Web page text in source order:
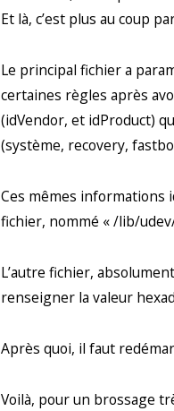
Et là, c’est plus au coup
Le principal fichier a
certaines règles après
(idVendor, et idProduct)
(système, recovery,
Ces mêmes informations
fichier, nommé « /lib/
L’autre fichier,
renseigner la valeur
Après quoi, il faut
Voilà, pour un brossage